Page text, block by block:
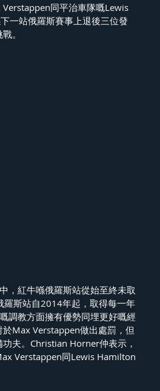
同平治車隊嘅Lewis
一站俄羅斯賽事上退後三位發
。
，紅牛喺俄羅斯站從始至終未取
斯站自2014年起，取得每一年
調教方面擁有優勢同埋更好嘅經
Max Verstappen做出處罰，但
夫。Christian Horner仲表示，
Verstappen同Lewis Hamilton